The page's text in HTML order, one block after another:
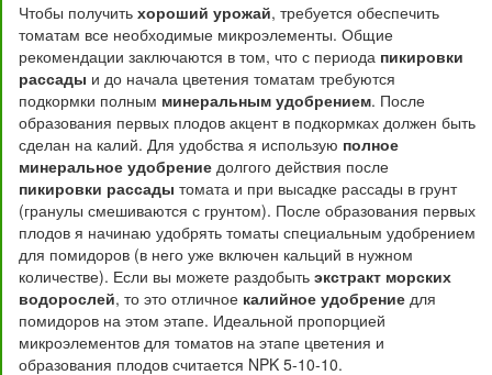
Чтобы получить хороший урожай, требуется обеспечить
томатам все необходимые микроэлементы. Общие
рекомендации заключаются в том, что с периода пикировки
рассады и до начала цветения томатам требуются
подкормки полным минеральным удобрением. После
образования первых плодов акцент в подкормках должен быть
сделан на калий. Для удобства я использую полное
минеральное удобрение долгого действия после
пикировки рассады томата и при высадке рассады в грунт
(гранулы смешиваются с грунтом). После образования первых
плодов я начинаю удобрять томаты специальным удобрением
для помидоров (в него уже включен кальций в нужном
количестве). Если вы можете раздобыть экстракт морских
водорослей, то это отличное калийное удобрение для
помидоров на этом этапе. Идеальной пропорцией
микроэлементов для томатов на этапе цветения и
образования плодов считается NPK 5-10-10.